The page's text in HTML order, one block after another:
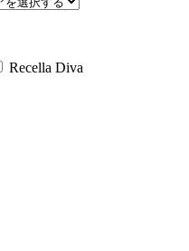
Recella Diva